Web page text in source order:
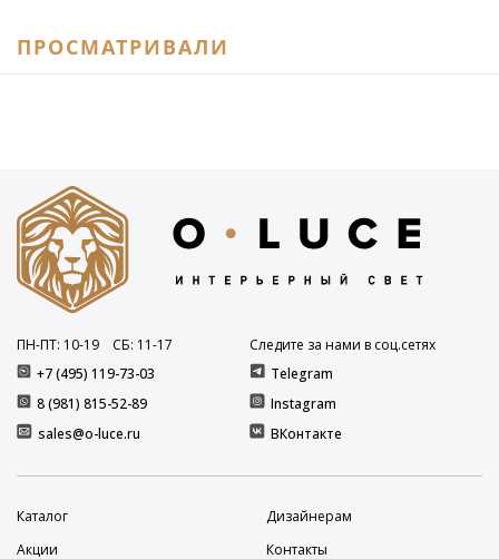
ПРОСМАТРИВАЛИ
+7 (495) 119-73-03
8 (981) 815-52-89
ПН-ПТ: 10-19 СБ: 11-17
sales@o-luce.ru
Следите за нами в соц.сетях
Telegram
Instagram
ВКонтакте
Каталог
Дизайнерам
Акции
Контакты